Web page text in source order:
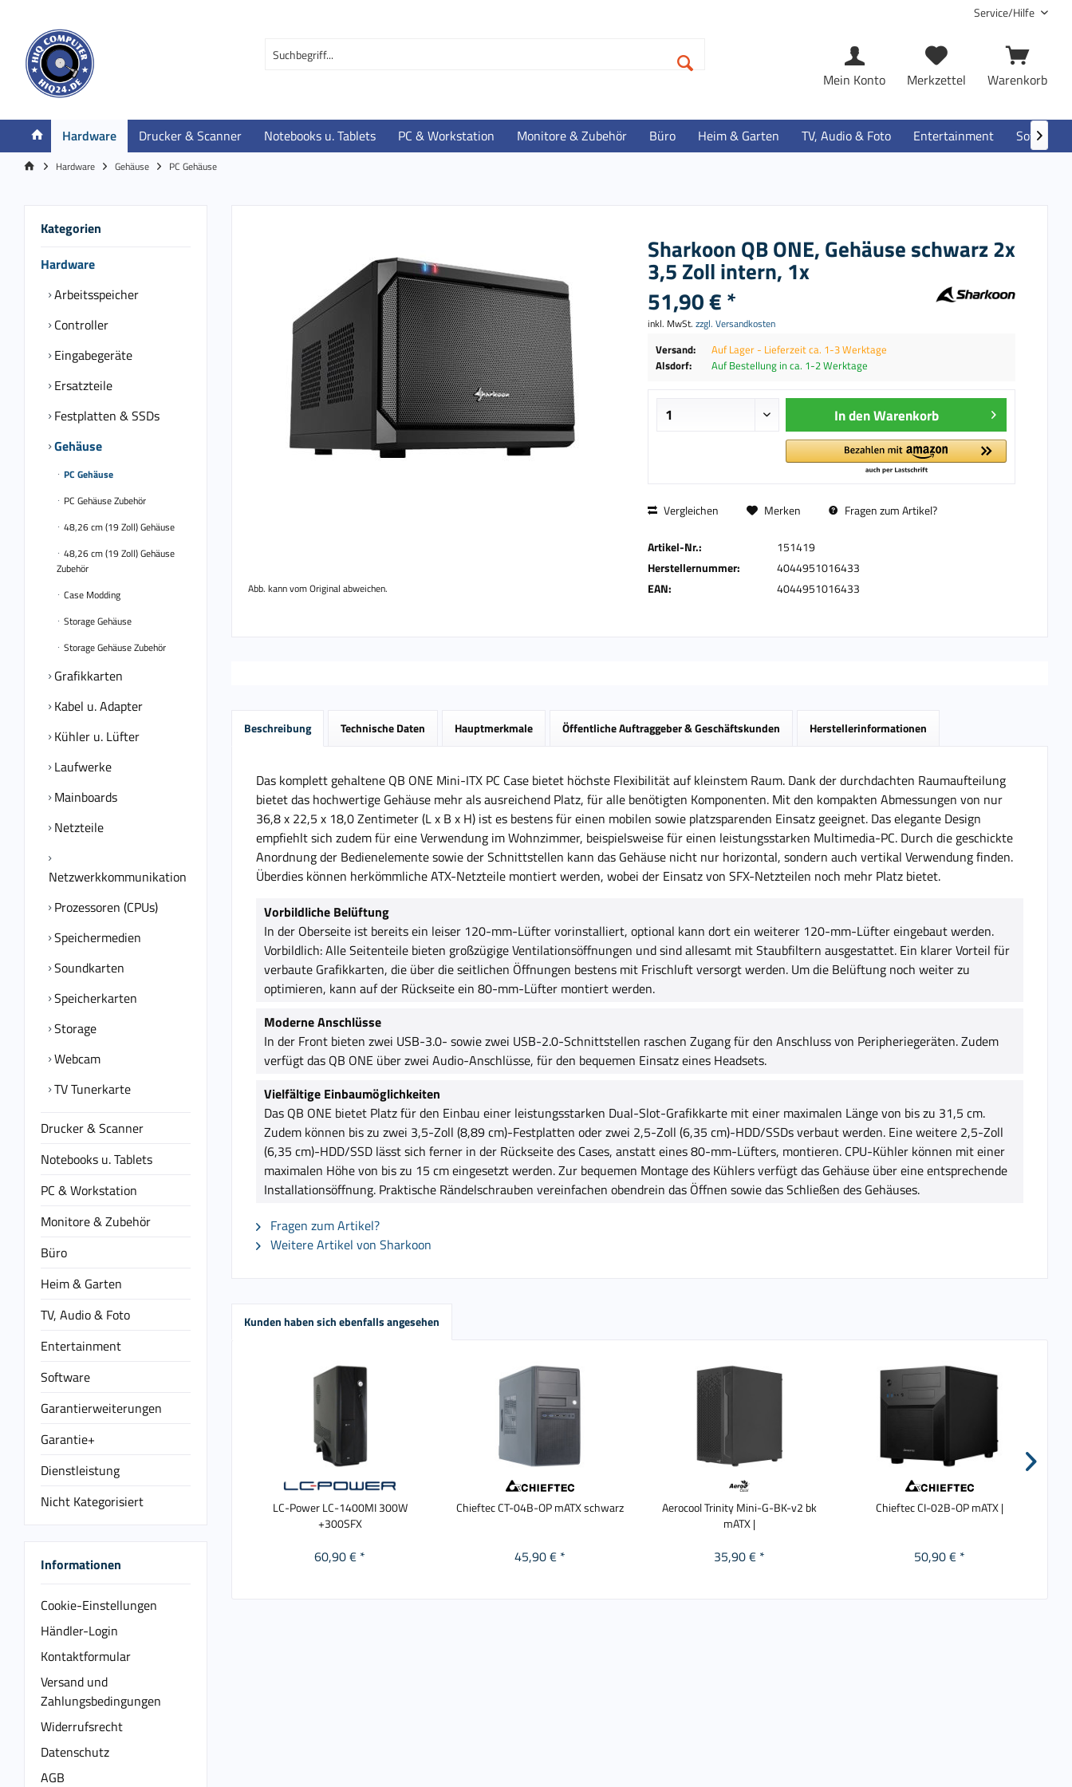
Service/Hilfe
Warenkorb
Merkzettel
Mein Konto
Hardware Drucker & Scanner Notebooks u. Tablets PC & Workstation Monitore & Zubehör Büro Heim & Garten TV, Audio & Foto Entertainment Software

Hardware Gehäuse PC Gehäuse
Kategorien
Hardware
Arbeitsspeicher
Controller
Eingabegeräte
Ersatzteile
Festplatten & SSDs
Gehäuse
PC Gehäuse
PC Gehäuse Zubehör
48,26 cm (19 Zoll) Gehäuse
48,26 cm (19 Zoll) Gehäuse
Zubehör
Case Modding
Storage Gehäuse
Storage Gehäuse Zubehör
Grafikkarten
Kabel u. Adapter
Kühler u. Lüfter
Laufwerke
Mainboards
Netzteile
Netzwerkkommunikation
Prozessoren (CPUs)
Speichermedien
Soundkarten
Speicherkarten
Storage
Webcam
TV Tunerkarte
Drucker & Scanner
Notebooks u. Tablets
PC & Workstation
Monitore & Zubehör
Büro
Heim & Garten
TV, Audio & Foto
Entertainment
Software
Garantierweiterungen
Garantie+
Dienstleistung
Nicht Kategorisiert
Informationen
Cookie-Einstellungen
Händler-Login
Kontaktformular
Versand und
Zahlungsbedingungen
Widerrufsrecht
Datenschutz
AGB
Abb. kann vom Original abweichen.
Sharkoon QB ONE, Gehäuse schwarz 2x
3,5 Zoll intern, 1x
51,90 € *
inkl. MwSt. zzgl. Versandkosten
Versand:
Auf Lager - Lieferzeit ca. 1-3 Werktage
Alsdorf:
Auf Bestellung in ca. 1-2 Werktage
In denWarenkorb
Vergleichen Merken Fragen zum Artikel?
Artikel-Nr.:
151419
Herstellernummer:
4044951016433
EAN:
4044951016433
Beschreibung Technische Daten Hauptmerkmale Öffentliche Auftraggeber & Geschäftskunden Herstellerinformationen
Das komplett gehaltene QB ONE Mini-ITX PC Case bietet höchste Flexibilität auf kleinstem Raum. Dank der durchdachten Raumaufteilung
bietet das hochwertige Gehäuse mehr als ausreichend Platz, für alle benötigten Komponenten. Mit den kompakten Abmessungen von nur
36,8 x 22,5 x 18,0 Zentimeter (L x B x H) ist es bestens für einen mobilen sowie platzsparenden Einsatz geeignet. Das elegante Design
empfiehlt sich zudem für eine Verwendung im Wohnzimmer, beispielsweise für einen leistungsstarken Multimedia-PC. Durch die geschickte
Anordnung der Bedienelemente sowie der Schnittstellen kann das Gehäuse nicht nur horizontal, sondern auch vertikal Verwendung finden.
Überdies können herkömmliche ATX-Netzteile montiert werden, wobei der Einsatz von SFX-Netzteilen noch mehr Platz bietet.
Vorbildliche Belüftung
In der Oberseite ist bereits ein leiser 120-mm-Lüfter vorinstalliert, optional kann dort ein weiterer 120-mm-Lüfter eingebaut werden.
Vorbildlich: Alle Seitenteile bieten großzügige Ventilationsöffnungen und sind allesamt mit Staubfiltern ausgestattet. Ein klarer Vorteil für
verbaute Grafikkarten, die über die seitlichen Öffnungen bestens mit Frischluft versorgt werden. Um die Belüftung noch weiter zu
optimieren, kann auf der Rückseite ein 80-mm-Lüfter montiert werden.
Moderne Anschlüsse
In der Front bieten zwei USB-3.0- sowie zwei USB-2.0-Schnittstellen raschen Zugang für den Anschluss von Peripheriegeräten. Zudem
verfügt das QB ONE über zwei Audio-Anschlüsse, für den bequemen Einsatz eines Headsets.
Vielfältige Einbaumöglichkeiten
Das QB ONE bietet Platz für den Einbau einer leistungsstarken Dual-Slot-Grafikkarte mit einer maximalen Länge von bis zu 31,5 cm.
Zudem können bis zu zwei 3,5-Zoll (8,89 cm)-Festplatten oder zwei 2,5-Zoll (6,35 cm)-HDD/SSDs verbaut werden. Eine weitere 2,5-Zoll
(6,35 cm)-HDD/SSD lässt sich ferner in der Rückseite des Cases, anstatt eines 80-mm-Lüfters, montieren. CPU-Kühler können mit einer
maximalen Höhe von bis zu 15 cm eingesetzt werden. Zur bequemen Montage des Kühlers verfügt das Gehäuse über eine entsprechende
Installationsöffnung. Praktische Rändelschrauben vereinfachen obendrein das Öffnen sowie das Schließen des Gehäuses.
Fragen zum Artikel?
Weitere Artikel von Sharkoon
Kunden haben sich ebenfalls angesehen
LC-Power LC-1400MI 300W
+300SFX
60,90 € *
Chieftec CT-04B-OP mATX schwarz
45,90 € *
Aerocool Trinity Mini-G-BK-v2 bk
mATX |
35,90 € *
Chieftec CI-02B-OP mATX |
50,90 € *